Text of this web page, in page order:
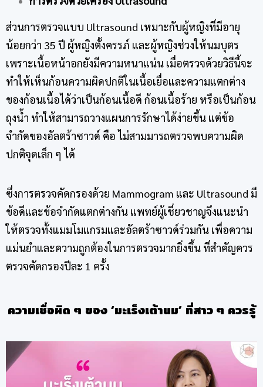
ส่วนการตรวจแบบ Ultrasound เหมาะกับผู้หญิงที่มีอายุ
น้อยกว่า 35 ปี ผู้หญิงตั้งครรภ์ และผู้หญิงช่วงให้นมบุตร
เพราะเนื้อหน้าอกยังมีความหนาแน่น เมื่อตรวจด้วยวิธีนี้จะ
ทำให้เห็นก้อนความผิดปกติในเนื้อเยื่อและความแตกต่าง
ของก้อนเนื้อได้ว่าเป็นก้อนเนื้อดี ก้อนเนื้อร้าย หรือเป็นก้อน
ถุงน้ำ ทำให้สามารถวางแผนการรักษาได้ง่ายขึ้น แต่ข้อ
จำกัดของอัลตร้าซาวด์ คือ ไม่สามมารถตรวจพบความผิด
ปกติจุดเล็ก ๆ ได้
ซึ่งการตรวจคัดกรองด้วย Mammogram และ Ultrasound มี
ข้อดีและข้อจำกัดแตกต่างกัน แพทย์ผู้เชี่ยวชาญจึงแนะนำ
ให้ตรวจทั้งแมมโมแกรมและอัลตร้าซาวด์ร่วมกัน เพื่อความ
แม่นยำและความถูกต้องในการตรวจมากยิ่งขึ้น ที่สำคัญควร
ตรวจคัดกรองปีละ 1 ครั้ง
ความเชื่อผิด ๆ ของ ‘มะเร็งเต้านม’ ที่สาว ๆ ควรรู้